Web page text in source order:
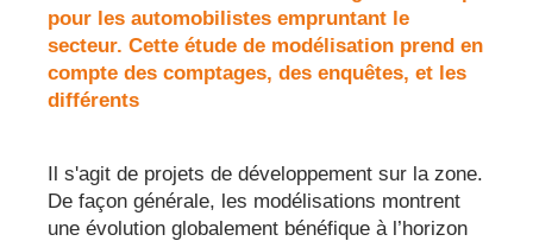
pour les automobilistes empruntant le
secteur. Cette étude de modélisation prend en
compte des comptages, des enquêtes, et les
différents
Il s'agit de projets de développement sur la zone.
De façon générale, les modélisations montrent
une évolution globalement bénéfique à l’horizon